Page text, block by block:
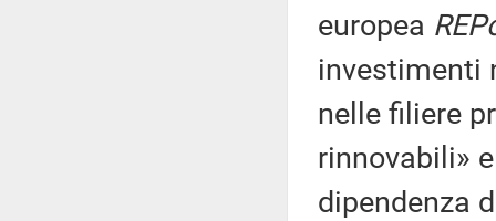
europea
investimenti
nelle filiere
rinnovabili»
dipendenza